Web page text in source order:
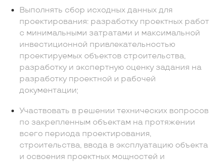
Выполнять сбор исходных данных для
проектирования: разработку проектных работ
с минимальными затратами и максимальной
инвестиционной привлекательностью
проектируемых объектов строительства,
разработку и экспертную оценку задания на
разработку проектной и рабочей
документации;
Участвовать в решении технических вопросов
по закрепленным объектам на протяжении
всего периода проектирования,
строительства, ввода в эксплуатацию объекта
и освоения проектных мощностей и